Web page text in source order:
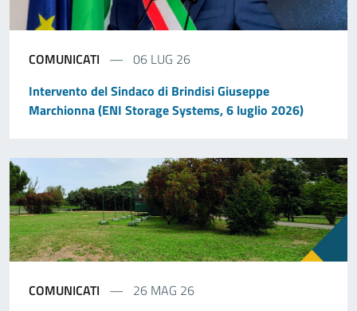
COMUNICATI
06 LUG 26
Intervento del Sindaco di Brindisi Giuseppe
Marchionna (ENI Storage Systems, 6 luglio 2026)
COMUNICATI
26 MAG 26